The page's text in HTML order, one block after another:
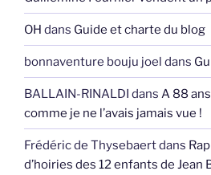
OH dans Guide et charte du blog
bonnaventure bouju joel dans
BALLAIN-RINALDI dans A 88
comme je ne l’avais jamais vue !
Frédéric de Thysebaertdans
d’hoiries des 12 enfants de Jean